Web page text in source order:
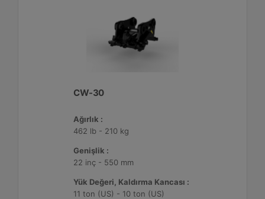
CW-30
Ağırlık :
462 lb - 210 kg
Genişlik :
22 inç - 550 mm
Yük Değeri, Kaldırma Kancası :
11 ton (US) - 10 ton (US)